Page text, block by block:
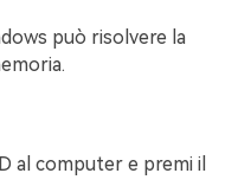
può risolvere la
al computer e premi il